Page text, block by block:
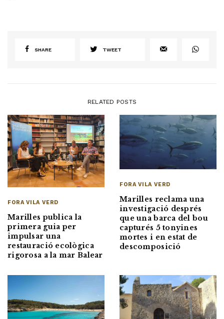
SHARE TWEET
RELATED POSTS
FORA VILA VERD
Marilles publica la
primera guia per
impulsar una
restauració ecològica
rigorosa a la mar Balear
FORA VILA VERD
Marilles reclama una
investigació després
que una barca del bou
capturés 5 tonyines
mortes i en estat de
descomposició